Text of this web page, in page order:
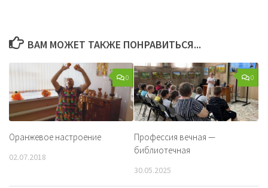
ВАМ МОЖЕТ ТАКЖЕ ПОНРАВИТЬСЯ...
0
Оранжевое настроение
02.07.2018
0
Профессия вечная —
библиотечная
30.05.2025